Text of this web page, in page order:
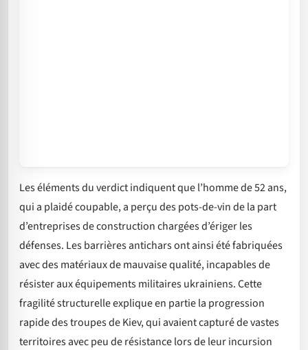
Les éléments du verdict indiquent que l’homme de 52 ans,
qui a plaidé coupable, a perçu des pots-de-vin de la part
d’entreprises de construction chargées d’ériger les
défenses. Les barrières antichars ont ainsi été fabriquées
avec des matériaux de mauvaise qualité, incapables de
résister aux équipements militaires ukrainiens. Cette
fragilité structurelle explique en partie la progression
rapide des troupes de Kiev, qui avaient capturé de vastes
territoires avec peu de résistance lors de leur incursion